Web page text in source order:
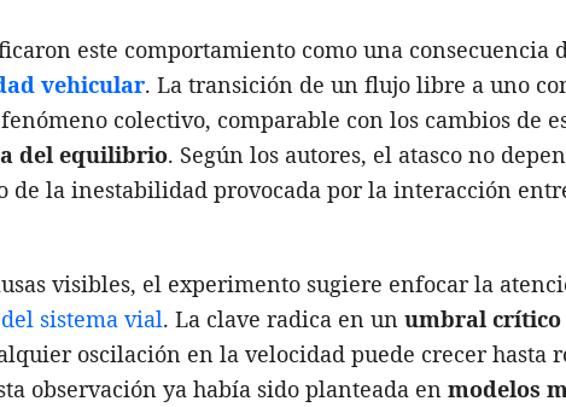
este comportamiento como una consecuencia
vehicular. La transición de un flujo libre a uno
colectivo, comparable con los cambios de
del equilibrio. Según los autores, el atasco no
de la inestabilidad provocada por la interacción
visibles, el experimento sugiere enfocar la
sistema vial. La clave radica en un umbral crítico
oscilación en la velocidad puede crecer hasta
observación ya había sido planteada en modelos